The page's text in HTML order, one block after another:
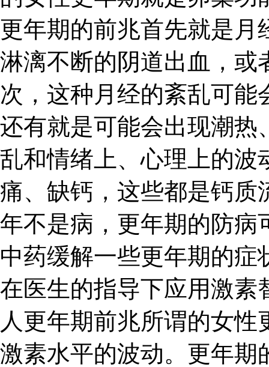
更年期的前兆首先就是月
淋漓不断的阴道出血，或
次，这种月经的紊乱可
还有就是可能会出现潮热
乱和情绪上、心理上的波
痛、缺钙，这些都是钙质
年不是病，更年期的防病
中药缓解一些更年期的
在医生的指导下应用激
人更年期前兆所谓的女
激素水平的波动。更年期